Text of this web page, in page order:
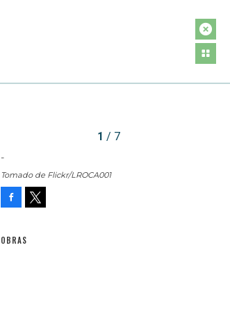
OBRAS
1 / 7
-
Tomado de Flickr/LROCA001